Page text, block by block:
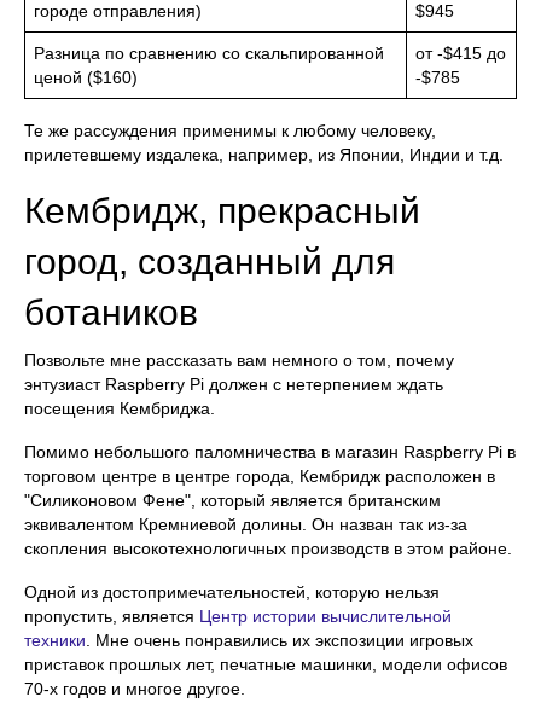
городе отправления)
$945
Разница по сравнению со скальпированной
ценой ($160)
от -$415 до
-$785
Те же рассуждения применимы к любому человеку,
прилетевшему издалека, например, из Японии, Индии и т.д.
Кембридж, прекрасный
город, созданный для
ботаников
Позвольте мне рассказать вам немного о том, почему
энтузиаст Raspberry Pi должен с нетерпением ждать
посещения Кембриджа.
Помимо небольшого паломничества в магазин Raspberry Pi в
торговом центре в центре города, Кембридж расположен в
"Силиконовом Фене", который является британским
эквивалентом Кремниевой долины. Он назван так из-за
скопления высокотехнологичных производств в этом районе.
Одной из достопримечательностей, которую нельзя
пропустить, является Центр истории вычислительной
техники. Мне очень понравились их экспозиции игровых
приставок прошлых лет, печатные машинки, модели офисов
70-х годов и многое другое.